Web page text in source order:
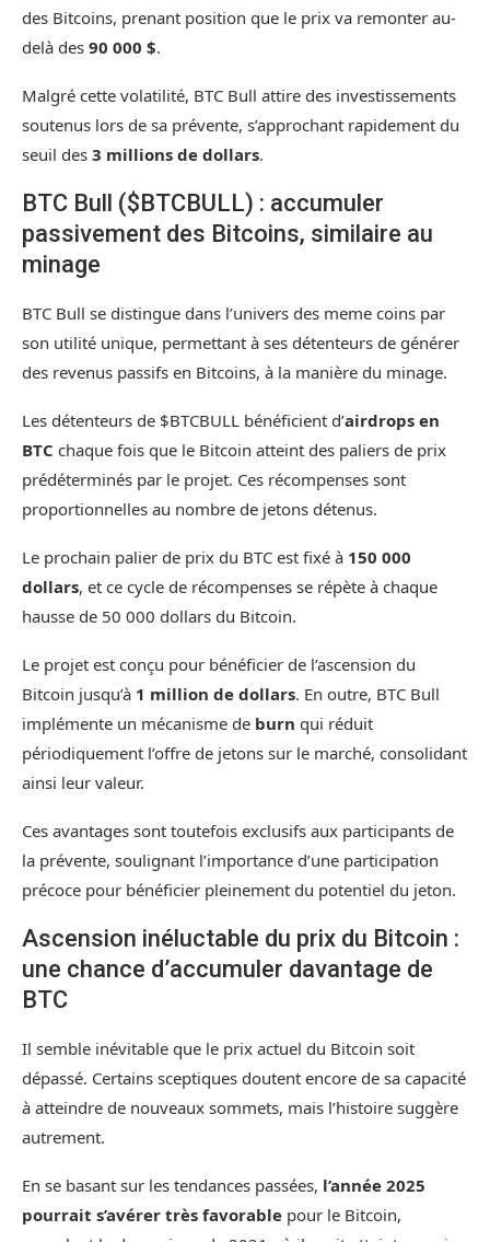
des Bitcoins, prenant position que le prix va remonter au-
delà des 90 000 $.
Malgré cette volatilité, BTC Bull attire des investissements
soutenus lors de sa prévente, s’approchant rapidement du
seuil des 3 millions de dollars.
BTC Bull ($BTCBULL) : accumuler
passivement des Bitcoins, similaire au
minage
BTC Bull se distingue dans l’univers des meme coins par
son utilité unique, permettant à ses détenteurs de générer
des revenus passifs en Bitcoins, à la manière du minage.
Les détenteurs de $BTCBULL bénéficient d’airdrops en
BTC chaque fois que le Bitcoin atteint des paliers de prix
prédéterminés par le projet. Ces récompenses sont
proportionnelles au nombre de jetons détenus.
Le prochain palier de prix du BTC est fixé à 150 000
dollars, et ce cycle de récompenses se répète à chaque
hausse de 50 000 dollars du Bitcoin.
Le projet est conçu pour bénéficier de l’ascension du
Bitcoin jusqu’à 1 million de dollars. En outre, BTC Bull
implémente un mécanisme de burn qui réduit
périodiquement l’offre de jetons sur le marché, consolidant
ainsi leur valeur.
Ces avantages sont toutefois exclusifs aux participants de
la prévente, soulignant l’importance d’une participation
précoce pour bénéficier pleinement du potentiel du jeton.
Ascension inéluctable du prix du Bitcoin :
une chance d’accumuler davantage de
BTC
Il semble inévitable que le prix actuel du Bitcoin soit
dépassé. Certains sceptiques doutent encore de sa capacité
à atteindre de nouveaux sommets, mais l’histoire suggère
autrement.
En se basant sur les tendances passées, l’année 2025
pourrait s’avérer très favorable pour le Bitcoin,